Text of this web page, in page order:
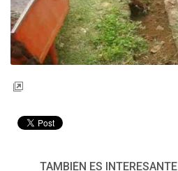
TAMBIÉN ES INTERESANTE